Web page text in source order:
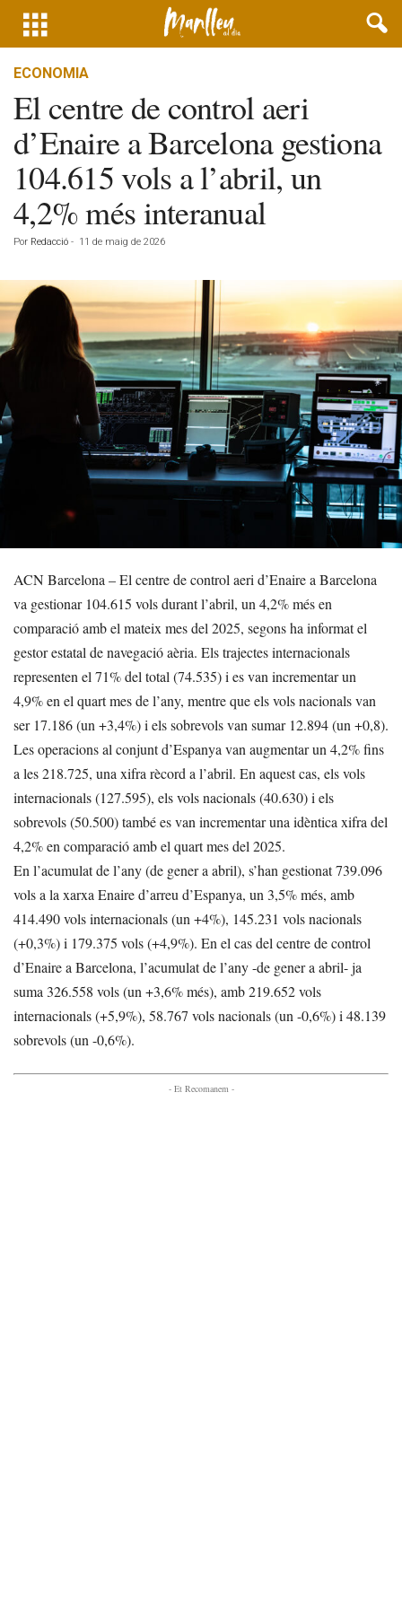
ECONOMIA
El centre de control aeri
d’Enaire a Barcelona gestiona
104.615 vols a l’abril, un
4,2% més interanual
Por Redacció - 11 de maig de 2026
ACN Barcelona – El centre de control aeri d’Enaire a Barcelona
va gestionar 104.615 vols durant l’abril, un 4,2% més en
comparació amb el mateix mes del 2025, segons ha informat el
gestor estatal de navegació aèria. Els trajectes internacionals
representen el 71% del total (74.535) i es van incrementar un
4,9% en el quart mes de l’any, mentre que els vols nacionals van
ser 17.186 (un +3,4%) i els sobrevols van sumar 12.894 (un +0,8).
Les operacions al conjunt d’Espanya van augmentar un 4,2% fins
a les 218.725, una xifra rècord a l’abril. En aquest cas, els vols
internacionals (127.595), els vols nacionals (40.630) i els
sobrevols (50.500) també es van incrementar una idèntica xifra del
4,2% en comparació amb el quart mes del 2025.
En l’acumulat de l’any (de gener a abril), s’han gestionat 739.096
vols a la xarxa Enaire d’arreu d’Espanya, un 3,5% més, amb
414.490 vols internacionals (un +4%), 145.231 vols nacionals
(+0,3%) i 179.375 vols (+4,9%). En el cas del centre de control
d’Enaire a Barcelona, l’acumulat de l’any -de gener a abril- ja
suma 326.558 vols (un +3,6% més), amb 219.652 vols
internacionals (+5,9%), 58.767 vols nacionals (un -0,6%) i 48.139
sobrevols (un -0,6%).
- Et Recomanem -